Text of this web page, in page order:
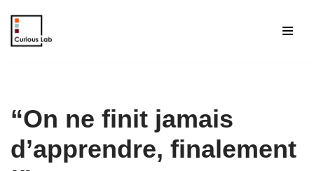
Aller
“On ne finit jamais
d’apprendre, finalement